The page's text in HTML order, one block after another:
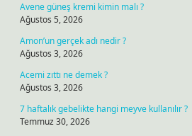
Avene güneş kremi kimin malı ?
Ağustos 5, 2026
Amon’un gerçek adı nedir ?
Ağustos 3, 2026
Acemi zıttı ne demek ?
Ağustos 3, 2026
7 haftalık gebelikte hangi meyve kullanılır ?
Temmuz 30, 2026